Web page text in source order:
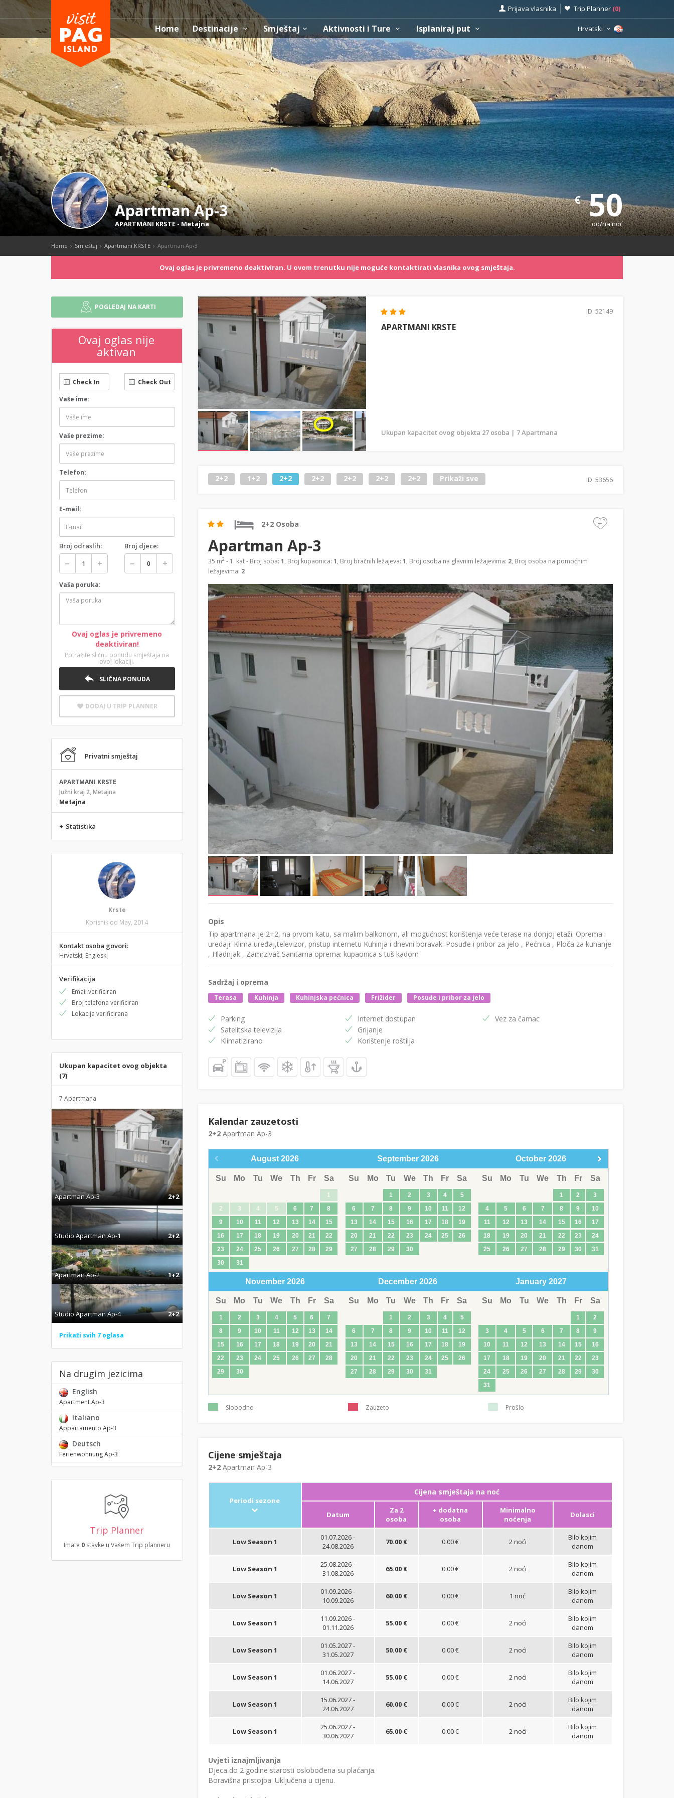
Prijava vlasnika Trip Planner (0)
Home Destinacije Smještaj Aktivnosti i Ture Isplaniraj put Hrvatski
Apartman Ap-3
APARTMANI KRSTE - Metajna
€50
od/na noć
Home Smještaj Apartmani KRSTE Apartman Ap-3
Ovaj oglas je privremeno deaktiviran. U ovom trenutku nije moguće kontaktirati vlasnika ovog smještaja.
POGLEDAJ NA KARTI
Ovaj oglas nije
aktivan
Vaše ime:
Vaše prezime:
Telefon:
E-mail:
Broj odraslih: Broj djece:
Vaša poruka:
Ovaj oglas je privremeno
deaktiviran!
Potražite sličnu ponudu smještaja na
ovoj lokaciji.
SLIČNA PONUDA
DODAJ U TRIP PLANNER
Privatni smještaj
APARTMANI KRSTE
Južni kraj 2, Metajna
Metajna
+ Statistika
Krste
Korisnik od May, 2014
Kontakt osoba govori:
Hrvatski, Engleski
Verifikacija
Email verificiran
Broj telefona verificiran
Lokacija verificirana
Ukupan kapacitet ovog objekta
(7)
7 Apartmana
Apartman Ap-3 2+2
Studio Apartman Ap-1 2+2
Apartman Ap-2 1+2
Studio Apartman Ap-4 2+2
Prikaži svih 7 oglasa
Na drugim jezicima
English
Apartment Ap-3
Italiano
Appartamento Ap-3
Deutsch
Ferienwohnung Ap-3
Trip Planner
Imate 0 stavke u Vašem Trip planneru
ID: 52149
APARTMANI KRSTE
Ukupan kapacitet ovog objekta 27 osoba | 7 Apartmana
2+2 1+2 2+2 2+2 2+2 2+2 2+2 Prikaži sve ID: 53656
2+2 Osoba +
Apartman Ap-3
35 m2 - 1. kat - Broj soba: 1, Broj kupaonica: 1, Broj bračnih ležajeva: 1, Broj osoba na glavnim ležajevima: 2, Broj osoba na pomoćnim
ležajevima: 2
Opis
Tip apartmana je 2+2, na prvom katu, sa malim balkonom, ali mogućnost korištenja veće terase na donjoj etaži. Oprema i
uredaji: Klima uređaj,televizor, pristup internetu Kuhinja i dnevni boravak: Posuđe i pribor za jelo , Pećnica , Ploča za kuhanje
, Hladnjak , Zamrzivač Sanitarna oprema: kupaonica s tuš kadom
Sadržaj i oprema
Terasa Kuhinja Kuhinjska pećnica Frižider Posuđe i pribor za jelo
Parking
Satelitska televizija
Klimatizirano
Internet dostupan
Grijanje
Korištenje roštilja
Vez za čamac
Kalendar zauzetosti
2+2Apartman Ap-3
August 2026
Su Mo Tu We Th Fr Sa
1
2
3 4 5 6 7
8
9
10 11 12 13 14
15
16
17 18 19 20 21
22
23
24 25 26 27 28
29
30
31
September 2026
Su Mo Tu We Th Fr Sa
1 2 3 4
5
6
7 8 9 10 11
12
13
14 15 16 17 18
19
20
21 22 23 24 25
26
27
28 29 30
October 2026
Su Mo Tu We Th Fr Sa
1 2
3
4
5 6 7 8 9
10
11
12 13 14 15 16
17
18
19 20 21 22 23
24
25
26 27 28 29 30 31
November 2026
Su Mo Tu We Th Fr Sa
1 2 3 4 5 6
7
8
9 10 11 12 13
14
15
16 17 18 19 20
21
22
23 24 25 26 27
28
29
30
December 2026
Su Mo Tu We Th Fr Sa
1 2 3 4
5
6
7 8 9 10 11
12
13
14 15 16 17 18
19
20
21 22 23 24 25
26
27
28 29 30 31
January 2027
Su Mo Tu We Th Fr Sa
1
2
3
4 5 6 7 8
9
10
11 12 13 14 15
16
17
18 19 20 21 22
23
24
25 26 27 28 29
30
31
Slobodno Zauzeto Prošlo
Cijene smještaja
2+2Apartman Ap-3
Periodi sezone
Cijena smještaja na noć
Datum
Za 2
osoba
+ dodatna
osoba
Minimalno
noćenja
Dolasci
Low Season 1
01.07.2026 -
24.08.2026
70.00 € 0.00 € 2 noći
Bilo kojim
danom
Low Season 1
25.08.2026 -
31.08.2026
65.00 € 0.00 € 2 noći
Bilo kojim
danom
Low Season 1
01.09.2026 -
10.09.2026
60.00 € 0.00 € 1 noć
Bilo kojim
danom
Low Season 1
11.09.2026 -
01.11.2026
55.00 € 0.00 € 2 noći
Bilo kojim
danom
Low Season 1
01.05.2027 -
31.05.2027
50.00 € 0.00 € 2 noći
Bilo kojim
danom
Low Season 1
01.06.2027 -
14.06.2027
55.00 € 0.00 € 2 noći
Bilo kojim
danom
Low Season 1
15.06.2027 -
24.06.2027
60.00 € 0.00 € 2 noći
Bilo kojim
danom
Low Season 1
25.06.2027 -
30.06.2027
65.00 € 0.00 € 2 noći
Bilo kojim
danom
Uvjeti iznajmljivanja
Djeca do 2 godine starosti oslobođena su plaćanja.
Boravišna pristojba: Uključena u cijenu.